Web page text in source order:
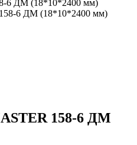
6 ДМ (18*10*2400 мм)
158-6 ДМ